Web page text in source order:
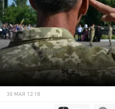
30 МАЯ 12:18